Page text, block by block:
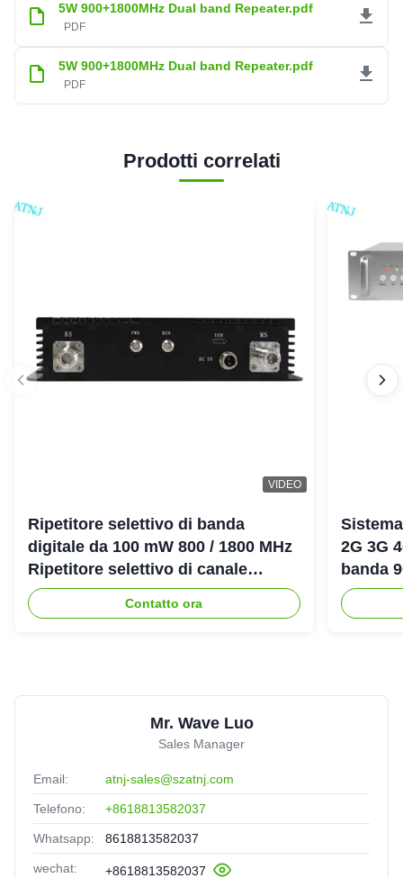
5W 900+1800MHz Dual band Repeater.pdf
PDF
5W 900+1800MHz Dual band Repeater.pdf
PDF
Prodotti correlati
VIDEO
Ripetitore selettivo di banda
digitale da 100 mW 800 / 1800 MHz
Ripetitore selettivo di canale
digitale LTE DCS Bda Pico
Contatto ora
2G 3G
banda
Mr. Wave Luo
Sales Manager
Email: atnj-sales@szatnj.com
Telefono: +8618813582037
Whatsapp: 8618813582037
wechat: +8618813582037